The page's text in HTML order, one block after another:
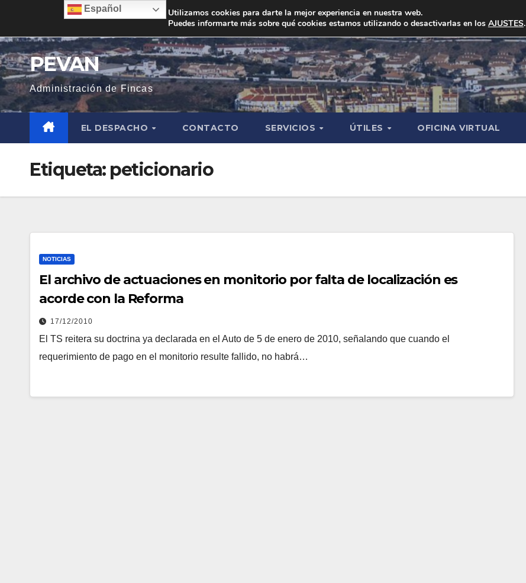
contenido
PEVAN
Administración de Fincas
EL DESPACHO CONTACTO SERVICIOS ÚTILES OFICINA VIRTUAL
Etiqueta: peticionario
NOTICIAS
El archivo de actuaciones en monitorio por falta de localización es
acorde con la Reforma
17/12/2010
El TS reitera su doctrina ya declarada en el Auto de 5 de enero de 2010, señalando que cuando el
requerimiento de pago en el monitorio resulte fallido, no habrá…
Español
Utilizamos cookies para darte la mejor experiencia en nuestra web.
Puedes informarte más sobre qué cookies estamos utilizando o desactivarlas en los AJUSTES.